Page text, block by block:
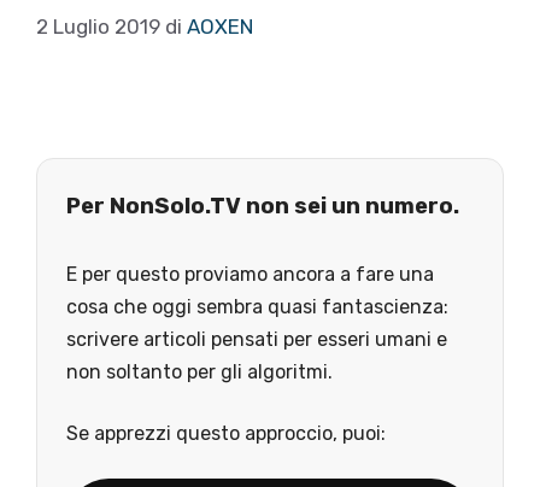
2 Luglio 2019 di AOXEN
Per NonSolo.TV non sei un numero.
E per questo proviamo ancora a fare una
cosa che oggi sembra quasi fantascienza:
scrivere articoli pensati per esseri umani e
non soltanto per gli algoritmi.
Se apprezzi questo approccio, puoi: